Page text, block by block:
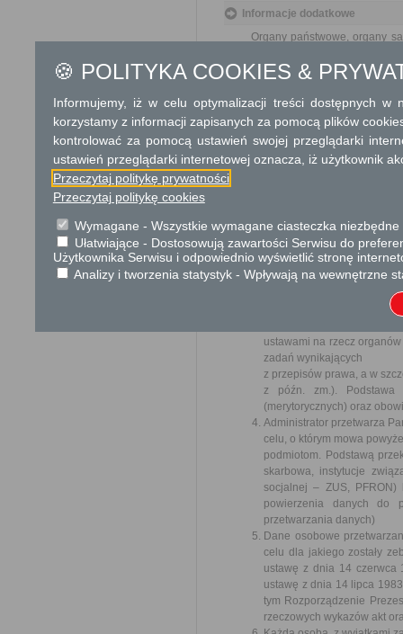
Informacje dodatkowe
Organy państwowe, organy
Ustawa z dnia 14
Rozporządzenie
skarg i wniosków (Dz.
kwietnia 2016 r. w sprawie
takich danych oraz uchylenia
o ochronie danych) (Dz.U.UE. z
Administratorem Państwa
Kontakt z Inspektorem
ustawami na rzecz
zadań wynikających
z przepisów prawa, a w
z późn. zm.). Podstawa
(merytorycznych) oraz
Administrator przetwarza
celu, o którym mowa
podmiotom. Podstawą
skarbowa, instytucje
socjalnej – ZUS, PFRON)
powierzenia danych do
przetwarzania danych)
Dane osobowe
celu dla jakiego zostały
ustawę z dnia 14 czerwca
ustawę z dnia 14 lipca
tym Rozporządzenie
rzeczowych wykazów akt
🍪 POLITYKA COOKIES &
Informujemy, iż w celu optymalizacji treści dostępnych w
korzystamy z informacji zapisanych za pomocą plików
kontrolować za pomocą ustawień swojej przeglądarki
ustawień przeglądarki internetowej oznacza, iż użytkownik
Przeczytaj politykę prywatności
Przeczytaj politykę cookies
Wymagane - Wszystkie wymagane ciasteczka
Ułatwiające - Dostosowują zawartości Serwisu do
Użytkownika Serwisu i odpowiednio wyświetlić stronę
Analizy i tworzenia statystyk - Wpływają na wewnętrzne